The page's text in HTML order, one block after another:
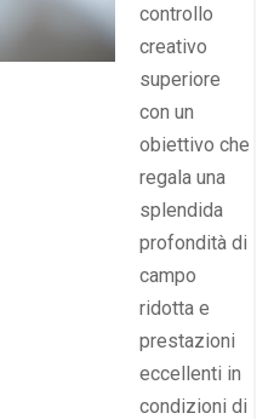
controllo
creativo
superiore
con un
obiettivo che
regala una
splendida
profondità di
campo
ridotta e
prestazioni
eccellenti in
condizioni di